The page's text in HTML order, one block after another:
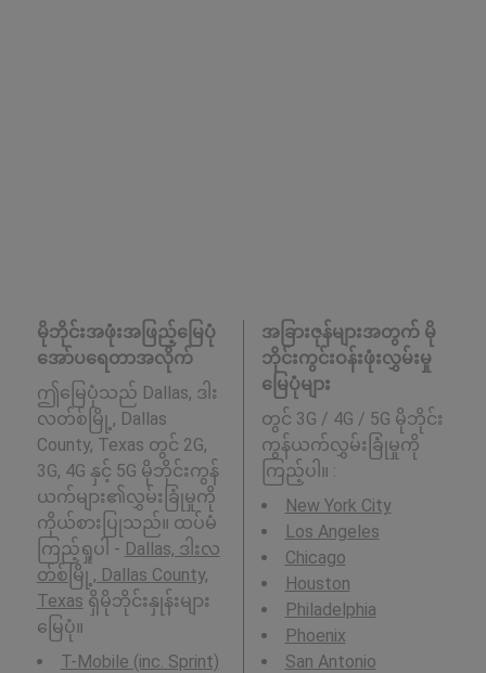
မိုဘိုင်းအဖုံးအဖြည့်မြေပုံ
အော်ပရေတာအလိုက်
ဤမြေပုံသည် Dallas, ဒါး
လတ်စ်မြို့, Dallas
County, Texas တွင် 2G,
3G, 4G နှင့် 5G မိုဘိုင်းကွန်
ယက်များ၏လွှမ်းခြုံမှုကို
ကိုယ်စားပြုသည်။ ထပ်မံ
ကြည့်ရှုပါ - Dallas, ဒါးလ
တ်စ်မြို့, Dallas County,
Texas ရှိမိုဘိုင်းနှုန်းများ
မြေပုံ။
T-Mobile (inc. Sprint)
အခြားဇုန်များအတွက် မို
ဘိုင်းကွင်းဝန်းဖုံးလွှမ်းမှု
မြေပုံများ
တွင် 3G / 4G / 5G မိုဘိုင်း
ကွန်ယက်လွှမ်းခြုံမှုကို
ကြည့်ပါ။ :
New York City
Los Angeles
Chicago
Houston
Philadelphia
Phoenix
San Antonio